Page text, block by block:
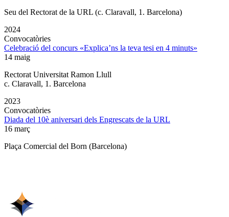
Seu del Rectorat de la URL (c. Claravall, 1. Barcelona)
2024
Convocatòries
Celebració del concurs «Explica’ns la teva tesi en 4 minuts»
14 maig
Rectorat Universitat Ramon Llull
c. Claravall, 1. Barcelona
2023
Convocatòries
Diada del 10è aniversari dels Engrescats de la URL
16 març
Plaça Comercial del Born (Barcelona)